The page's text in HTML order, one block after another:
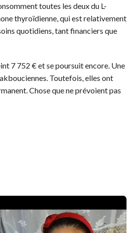
toutes les deux du L-
thyroïdienne, qui est relativement
quotidiens, tant financiers que
7 752 € et se poursuit encore. Une
Toutefois, elles ont
Chose que ne prévoient pas